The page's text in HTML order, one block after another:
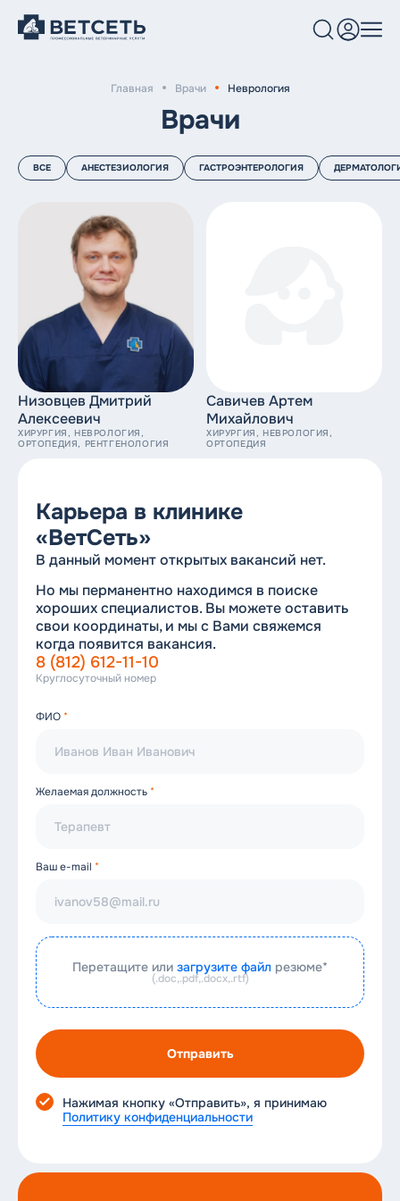
Врачи
Блог
О нас
8 (812) 612-11-10
Круглосуточный номер
Главная Врачи Неврология
Врачи
ВСЕ АНЕСТЕЗИОЛОГИЯ ГАСТРОЭНТЕРОЛОГИЯ
Низовцев Дмитрий
Алексеевич
ХИРУРГИЯ, НЕВРОЛОГИЯ,
ОРТОПЕДИЯ, РЕНТГЕНОЛОГИЯ
Савичев Артем
Михайлович
ХИРУРГИЯ, НЕВРОЛОГИЯ,
ОРТОПЕДИЯ
Нам важно
Ваше мнение!
Выберите клинику
Карьера в клинике
«ВетСеть»
В данный момент открытых вакансий нет.
Но мы перманентно находимся в поиске
хороших специалистов. Вы можете оставить
свои координаты, и мы с Вами свяжемся
когда появится вакансия.
8 (812) 612-11-10
Круглосуточный номер
ФИО *
Желаемая должность *
Ваш e-mail *
Перетащите или загрузите файл резюме*
(.doc,.pdf,.docx,.rtf)
Отправить
Нажимая кнопку «Отправить», я принимаю
Политику конфиденциальности